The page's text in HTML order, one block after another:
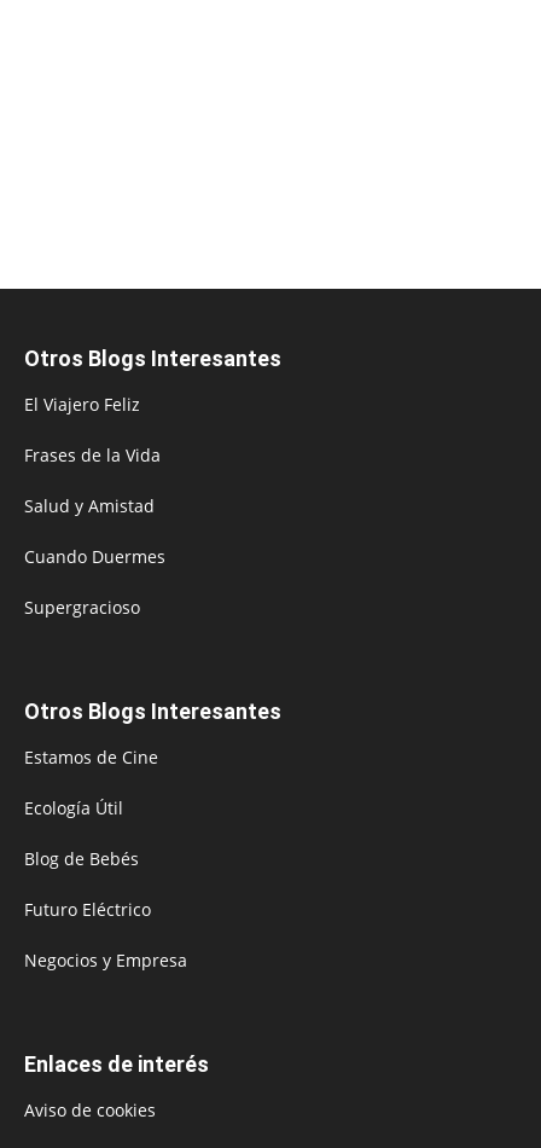
Otros Blogs Interesantes
El Viajero Feliz
Frases de la Vida
Salud y Amistad
Cuando Duermes
Supergracioso
Otros Blogs Interesantes
Estamos de Cine
Ecología Útil
Blog de Bebés
Futuro Eléctrico
Negocios y Empresa
Enlaces de interés
Aviso de cookies